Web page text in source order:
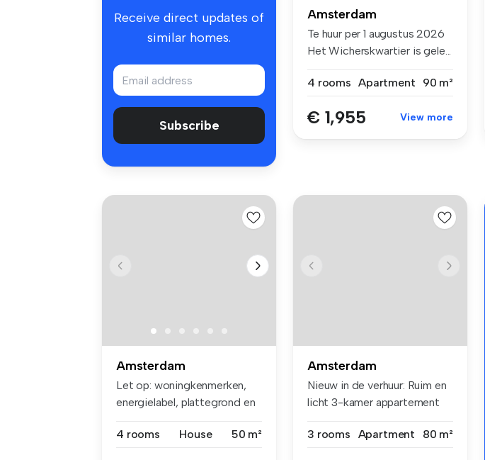
Receive direct updates of
similar homes.
Subscribe
Amsterdam
Te huur per 1 augustus 2026
Het Wicherskwartier is gele...
4 rooms Apartment 90 m²
€ 1,955 View more
Amsterdam
Let op: woningkenmerken,
energielabel, plattegrond en
4 rooms
House 50 m²
Amsterdam
Nieuw in de verhuur: Ruim en
licht 3-kamer appartement
3 rooms
Apartment 80 m²